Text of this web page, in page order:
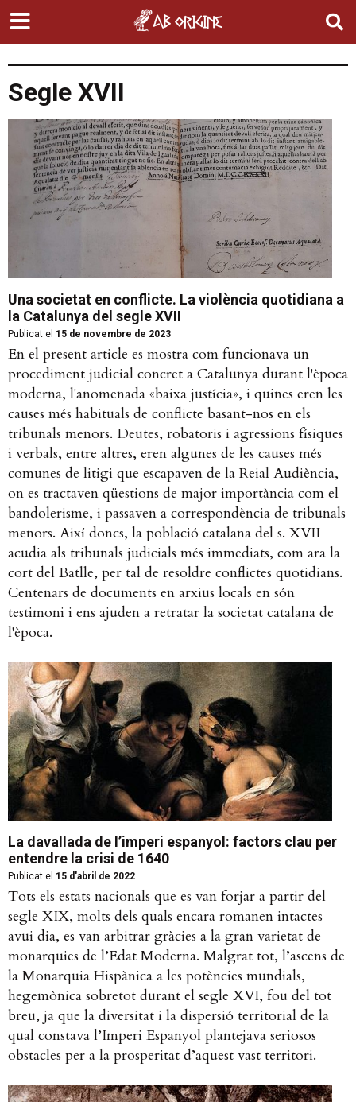
Segle XVII
Una societat en conflicte. La violència quotidiana a
la Catalunya del segle XVII
Publicat el 15 de novembre de 2023
En el present article es mostra com funcionava un
procediment judicial concret a Catalunya durant l'època
moderna, l'anomenada «baixa justícia», i quines eren les
causes més habituals de conflicte basant-nos en els
tribunals menors. Deutes, robatoris i agressions físiques
i verbals, entre altres, eren algunes de les causes més
comunes de litigi que escapaven de la Reial Audiència,
on es tractaven qüestions de major importància com el
bandolerisme, i passaven a correspondència de tribunals
menors. Així doncs, la població catalana del s. XVII
acudia als tribunals judicials més immediats, com ara la
cort del Batlle, per tal de resoldre conflictes quotidians.
Centenars de documents en arxius locals en són
testimoni i ens ajuden a retratar la societat catalana de
l'època.
La davallada de l’imperi espanyol: factors clau per
entendre la crisi de 1640
Publicat el 15 d'abril de 2022
Tots els estats nacionals que es van forjar a partir del
segle XIX, molts dels quals encara romanen intactes
avui dia, es van arbitrar gràcies a la gran varietat de
monarquies de l’Edat Moderna. Malgrat tot, l’ascens de
la Monarquia Hispànica a les potències mundials,
hegemònica sobretot durant el segle XVI, fou del tot
breu, ja que la diversitat i la dispersió territorial de la
qual constava l’Imperi Espanyol plantejava seriosos
obstacles per a la prosperitat d’aquest vast territori.